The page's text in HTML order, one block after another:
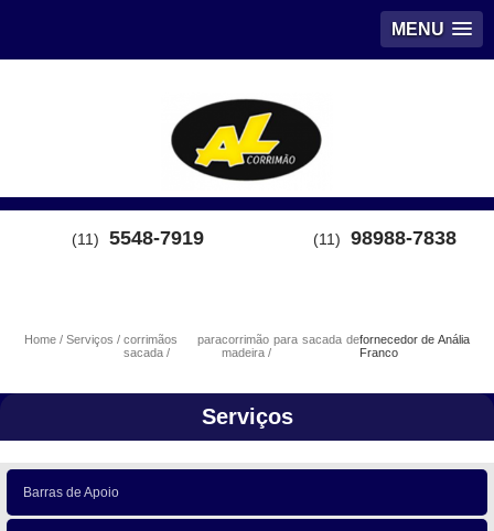
MENU
(11) 5548-7919 (11) 98988-7838
Home Serviços
corrimãos para
sacada
corrimão para sacada de
madeira
fornecedor de Anália
Franco
Serviços
Barras de Apoio